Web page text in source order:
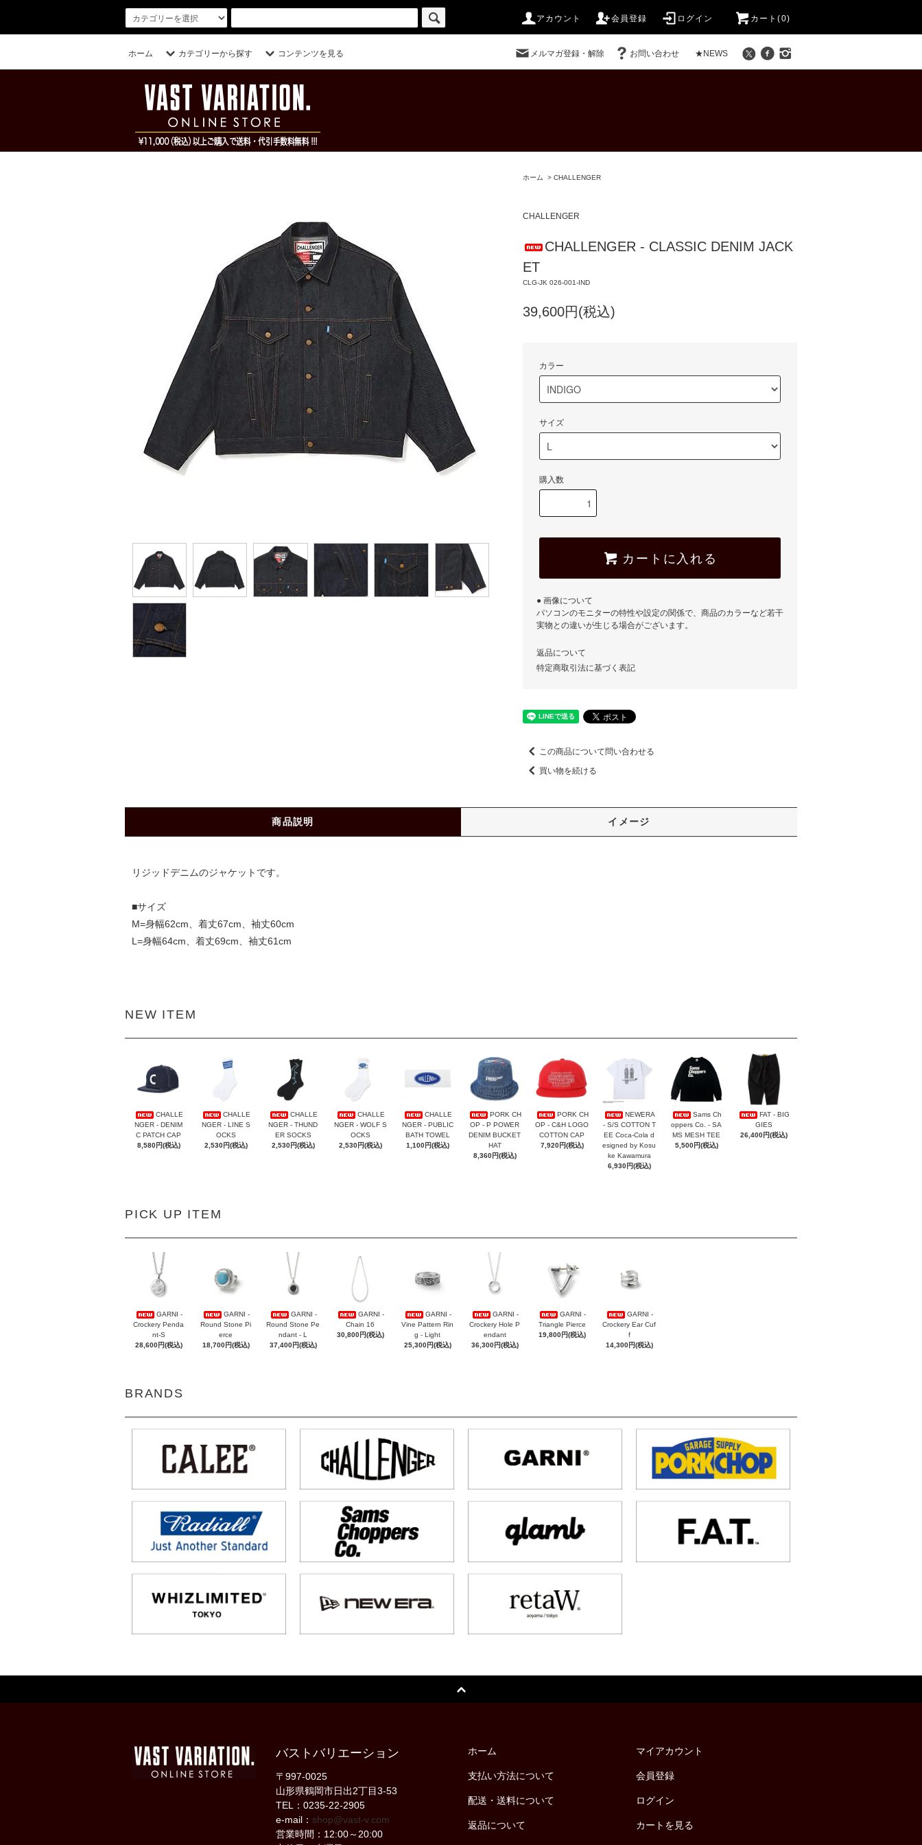
アカウント 会員登録 ログイン カート(0)
ホーム カテゴリーから探す コンテンツを見る メルマガ登録・解除 お問い合わせ ★NEWS
ホーム > CHALLENGER
CHALLENGER
CHALLENGER - CLASSIC DENIM JACK
ET
CLG-JK 026-001-IND
39,600円(税込)
カラー
サイズ
購入数
カートに入れる
● 画像について
パソコンのモニターの特性や設定の関係で、商品のカラーなど若干
実物との違いが生じる場合がございます。
返品について
特定商取引法に基づく表記
この商品について問い合わせる
買い物を続ける
商品説明 イメージ
リジッドデニムのジャケットです。
■サイズ
M=身幅62cm、着丈67cm、袖丈60cm
L=身幅64cm、着丈69cm、袖丈61cm
NEW ITEM
CHALLE
NGER - DENIM
C PATCH CAP
8,580円(税込)
CHALLE
NGER - LINE S
OCKS
2,530円(税込)
CHALLE
NGER - THUND
ER SOCKS
2,530円(税込)
CHALLE
NGER - WOLF S
OCKS
2,530円(税込)
CHALLE
NGER - PUBLIC
BATH TOWEL
1,100円(税込)
PORK CH
OP - P POWER
DENIM BUCKET
HAT
8,360円(税込)
PORK CH
OP - C&H LOGO
COTTON CAP
7,920円(税込)
NEWERA
- S/S COTTON T
EE Coca-Cola d
esigned by Kosu
ke Kawamura
6,930円(税込)
Sams Ch
oppers Co. - SA
MS MESH TEE
5,500円(税込)
FAT - BIG
GIES
26,400円(税込)
PICK UP ITEM
GARNI -
Crockery Penda
nt-S
28,600円(税込)
GARNI -
Round Stone Pi
erce
18,700円(税込)
GARNI -
Round Stone Pe
ndant - L
37,400円(税込)
GARNI -
Chain 16
30,800円(税込)
GARNI -
Vine Pattern Rin
g - Light
25,300円(税込)
GARNI -
Crockery Hole P
endant
36,300円(税込)
GARNI -
Triangle Pierce
19,800円(税込)
GARNI -
Crockery Ear Cuf
f
14,300円(税込)
BRANDS
バストバリエーション
〒997-0025
山形県鶴岡市日出2丁目3-53
TEL：0235-22-2905
e-mail： shop@vast-v.com
営業時間：12:00～20:00
ホーム
支払い方法について
配送・送料について
返品について
マイアカウント
会員登録
ログイン
カートを見る